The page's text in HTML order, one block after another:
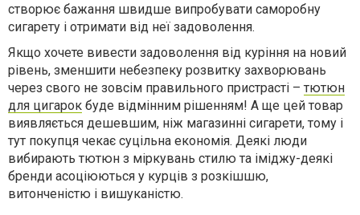
створює бажання швидше випробувати саморобну
сигарету і отримати від неї задоволення.
Якщо хочете вивести задоволення від куріння на новий
рівень, зменшити небезпеку розвитку захворювань
через свого не зовсім правильного пристрасті – тютюн
для цигарок буде відмінним рішенням! А ще цей товар
виявляється дешевшим, ніж магазинні сигарети, тому і
тут покупця чекає суцільна економія. Деякі люди
вибирають тютюн з міркувань стилю та іміджу-деякі
бренди асоціюються у курців з розкішшю,
витонченістю і вишуканістю.